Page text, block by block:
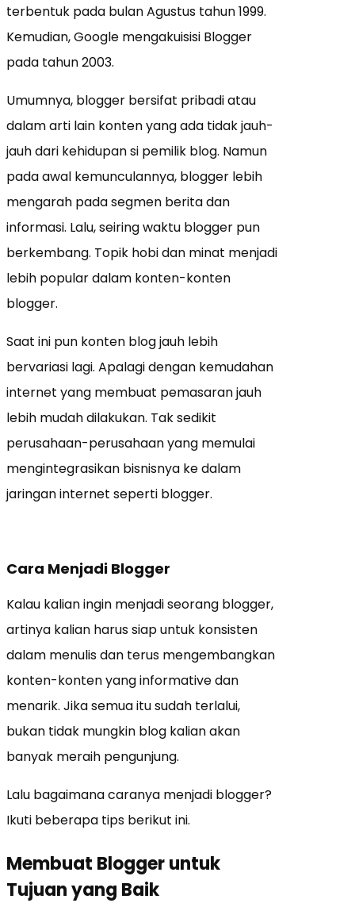
terbentuk pada bulan Agustus tahun 1999.
Kemudian, Google mengakuisisi Blogger
pada tahun 2003.
Umumnya, blogger bersifat pribadi atau
dalam arti lain konten yang ada tidak jauh-
jauh dari kehidupan si pemilik blog. Namun
pada awal kemunculannya, blogger lebih
mengarah pada segmen berita dan
informasi. Lalu, seiring waktu blogger pun
berkembang. Topik hobi dan minat menjadi
lebih popular dalam konten-konten
blogger.
Saat ini pun konten blog jauh lebih
bervariasi lagi. Apalagi dengan kemudahan
internet yang membuat pemasaran jauh
lebih mudah dilakukan. Tak sedikit
perusahaan-perusahaan yang memulai
mengintegrasikan bisnisnya ke dalam
jaringan internet seperti blogger.
Cara Menjadi Blogger
Kalau kalian ingin menjadi seorang blogger,
artinya kalian harus siap untuk konsisten
dalam menulis dan terus mengembangkan
konten-konten yang informative dan
menarik. Jika semua itu sudah terlalui,
bukan tidak mungkin blog kalian akan
banyak meraih pengunjung.
Lalu bagaimana caranya menjadi blogger?
Ikuti beberapa tips berikut ini.
Membuat Blogger untuk
Tujuan yang Baik